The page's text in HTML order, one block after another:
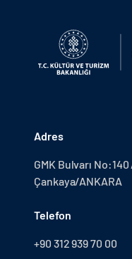
Adres
GMK Bulvarı
Çankaya/ANKARA
Telefon
+90 312 939 70 00